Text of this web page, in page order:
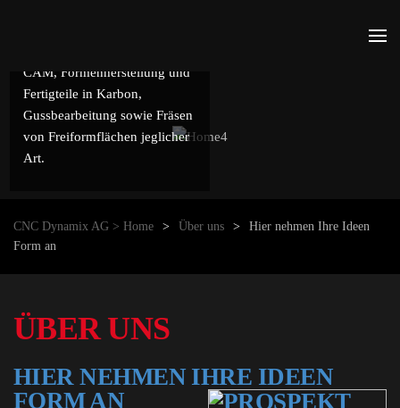
CAM, Formenherstellung und
Fertigteile in Karbon,
Gussbearbeitung sowie Fräsen
von Freiformflächen jeglicher
Art.
CNC Dynamix AG > Home Über uns
Hier nehmen Ihre Ideen
Form an
ÜBER UNS
HIER NEHMEN IHRE IDEEN
FORM AN